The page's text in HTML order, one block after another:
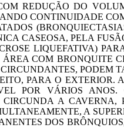
REDUÇÃO DO
CONTINUIDADE
CASEOSA, PELA
LIQUEFATIVA)
COM BRONQUITE
PODEM
PARA O EXTERIOR.
POR VÁRIOS
A
A
DOS